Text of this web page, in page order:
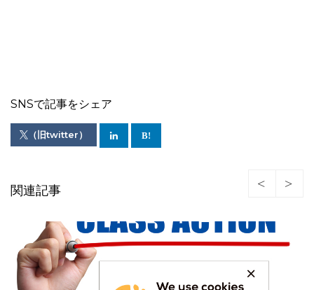
SNSで記事をシェア
（旧twitter）
関連記事